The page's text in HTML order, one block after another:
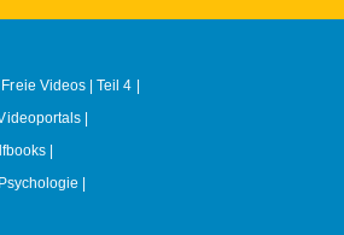
Freie Videos | Teil 4